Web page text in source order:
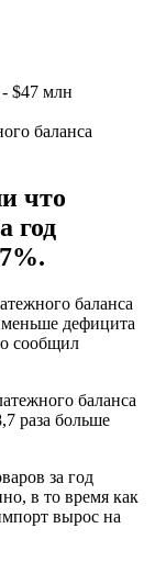
баланса
что
год
баланса
меньше дефицита
сообщил
баланса
раза больше
за год
в то время как
вырос на